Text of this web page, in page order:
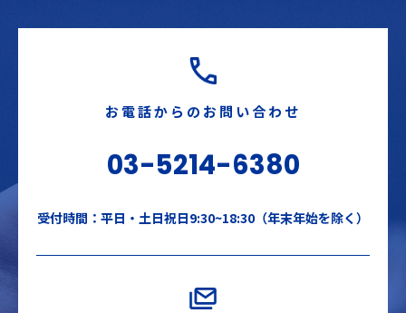
お電話からのお問い合わせ
03-5214-6380
受付時間：平日・土日祝日9:30~18:30（年末年始を除く）